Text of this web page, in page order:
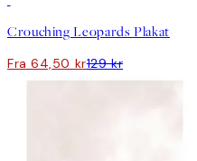
Crouching Leopards Plakat
Fra 64,50 kr129 kr